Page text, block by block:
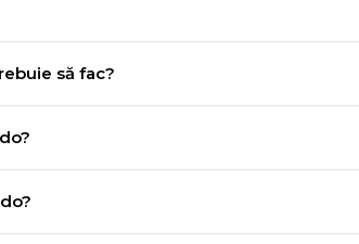
să fac?